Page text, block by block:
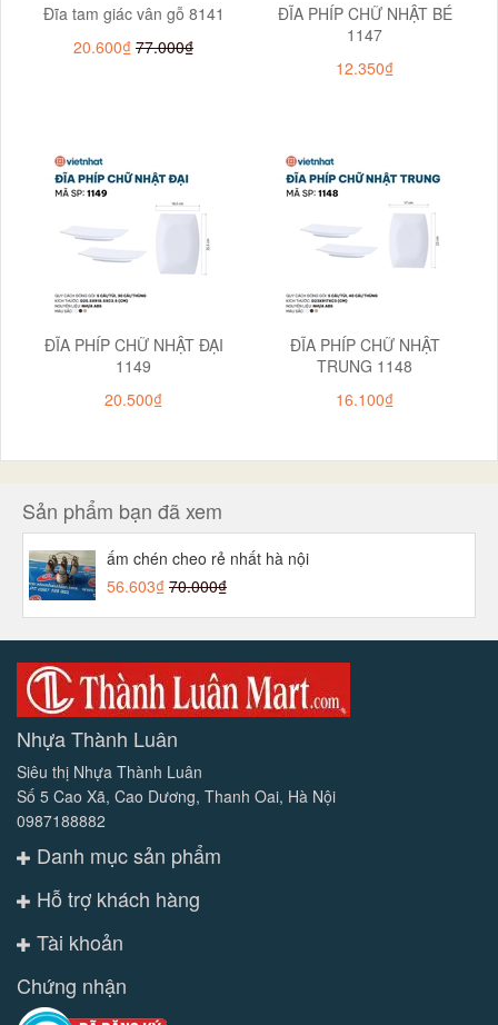
Đĩa tam giác vân gỗ 8141
20.600₫ 77.000₫
ĐĨA PHÍP CHỮ NHẬT BÉ
1147
12.350₫
ĐĨA PHÍP CHỮ NHẬT ĐẠI
1149
20.500₫
ĐĨA PHÍP CHỮ NHẬT
TRUNG 1148
16.100₫
Sản phẩm bạn đã xem
ấm chén cheo rẻ nhất hà nội
56.603₫ 70.000₫
Nhựa Thành Luân
Siêu thị Nhựa Thành Luân
Số 5 Cao Xã, Cao Dương, Thanh Oai, Hà Nội
0987188882
Danh mục sản phẩm
Hỗ trợ khách hàng
Tài khoản
Chứng nhận